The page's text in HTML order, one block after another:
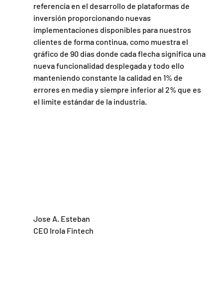
referencia en el desarrollo de plataformas de
inversión proporcionando nuevas
implementaciones disponibles para nuestros
clientes de forma continua, como muestra el
gráfico de 90 días donde cada flecha significa una
nueva funcionalidad desplegada y todo ello
manteniendo constante la calidad en 1% de
errores en media y siempre inferior al 2% que es
el límite estándar de la industria.
Jose A. Esteban
CEO IroIa Fintech